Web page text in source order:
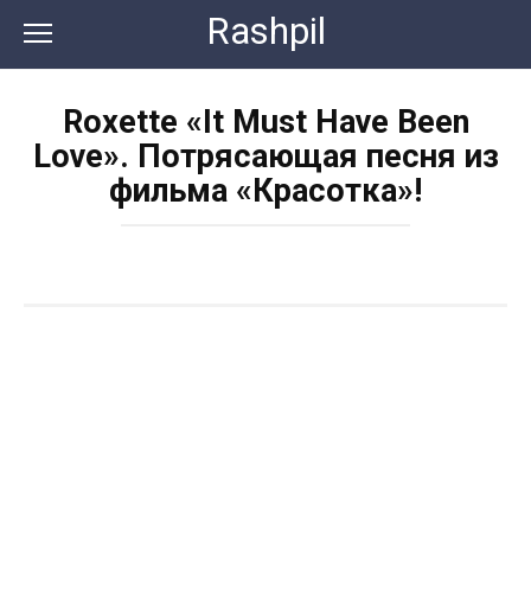
контенту
Rashpil
Roxette «It Must Have Been
Love». Потрясающая песня из
фильма «Красотка»!